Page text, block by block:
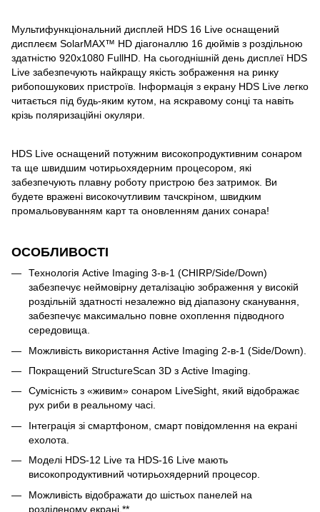
Мультифункціональний дисплей HDS 16 Live оснащений
дисплеєм SolarMAX™ HD діагоналлю 16 дюймів з роздільною
здатністю 920х1080 FullHD. На сьогоднішній день дисплеї HDS
Live забезпечують найкращу якість зображення на ринку
рибопошукових пристроїв. Інформація з екрану HDS Live легко
читається під будь-яким кутом, на яскравому сонці та навіть
крізь поляризаційні окуляри.
HDS Live оснащений потужним високопродуктивним сонаром
та ще швидшим чотирьохядерним процесором, які
забезпечують плавну роботу пристрою без затримок. Ви
будете вражені високочутливим тачскріном, швидким
промальовуванням карт та оновленням даних сонара!
ОСОБЛИВОСТІ
Технологія Active Imaging 3-в-1 (CHIRP/Side/Down)
забезпечує неймовірну деталізацію зображення у високій
роздільній здатності незалежно від діапазону сканування,
забезпечує максимально повне охоплення підводного
середовища.
Можливість використання Active Imaging 2-в-1 (Side/Down).
Покращений StructureScan 3D з Active Imaging.
Сумісність з «живим» сонаром LiveSight, який відображає
рух риби в реальному часі.
Інтеграція зі смартфоном, смарт повідомлення на екрані
ехолота.
Моделі HDS-12 Live та HDS-16 Live мають
високопродуктивний чотирьохядерний процесор.
Можливість відображати до шістьох панелей на
розділеному екрані.**